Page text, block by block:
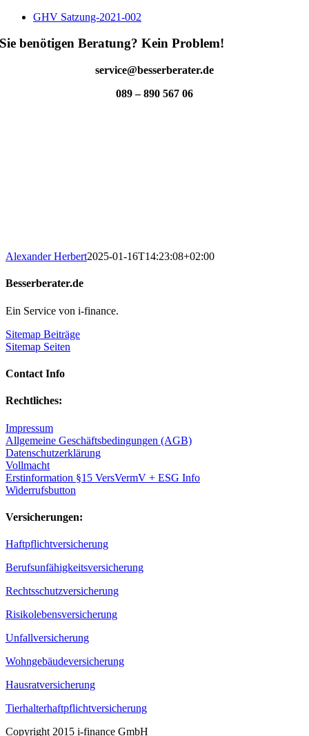
GHV Satzung-2021-002
Sie benötigen Beratung? Kein Problem!
service@besserberater.de
089 – 890 567 06
Alexander Herbert2025-01-16T14:23:08+02:00
Besserberater.de
Ein Service von i-finance.
Sitemap Beiträge
Sitemap Seiten
Contact Info
Rechtliches:
Impressum
Allgemeine Geschäftsbedingungen (AGB)
Datenschutzerklärung
Vollmacht
Erstinformation §15 VersVermV + ESG Info
Widerrufsbutton
Versicherungen:
Haftpflichtversicherung
Berufsunfähigkeitsversicherung
Rechtsschutzversicherung
Risikolebensversicherung
Unfallversicherung
Wohngebäudeversicherung
Hausratversicherung
Tierhalterhaftpflichtversicherung
Copyright 2015 i-finance GmbH